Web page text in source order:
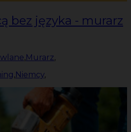
bez języka - murarz
,Murarz,
,Niemcy,